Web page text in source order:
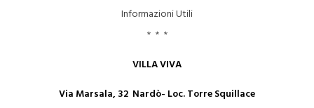
Informazioni Utili
* * *
VILLA VIVA
Via Marsala, 32 Nardò- Loc. Torre Squillace